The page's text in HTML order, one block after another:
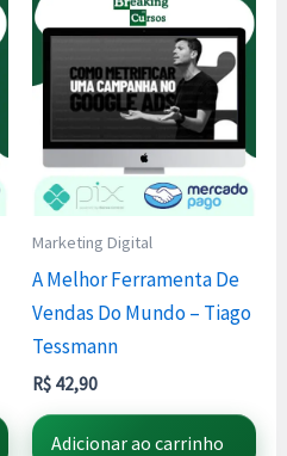
Marketing Digital
A Melhor Ferramenta De
Vendas Do Mundo – Tiago
Tessmann
R$ 42,90
Adicionar ao carrinho